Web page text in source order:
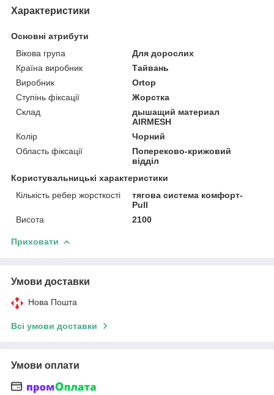
Характеристики
Основні атрибути
Вікова група
Для дорослих
Країна виробник
Тайвань
Виробник
Ortop
Ступінь фіксації
Жорстка
Склад
дышащий материал
AIRMESH
Колір
Чорний
Область фіксації
Попереково-крижовий
відділ
Користувальницькі характеристики
Кількість ребер жорсткості
тягова система комфорт-
Pull
Висота
2100
Приховати
Умови доставки
Нова Пошта
Всі умови доставки
Умови оплати